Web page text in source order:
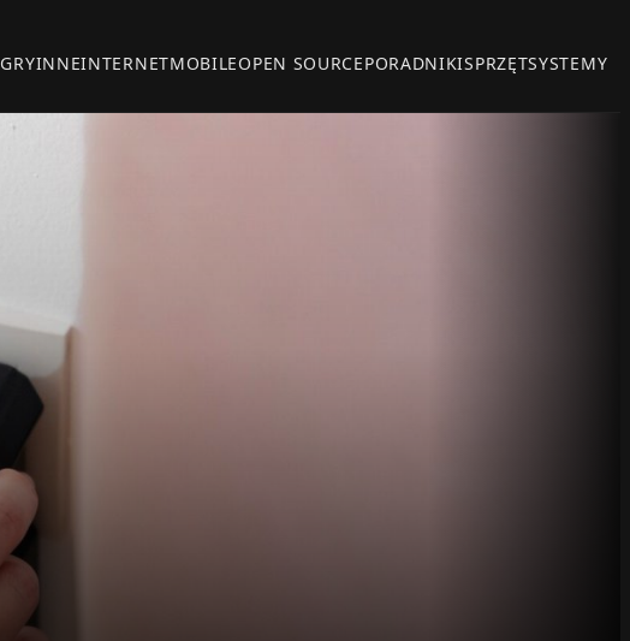
GRYINNEINTERNETMOBILEOPEN SOURCEPORADNIKISPRZĘTSYSTEMY